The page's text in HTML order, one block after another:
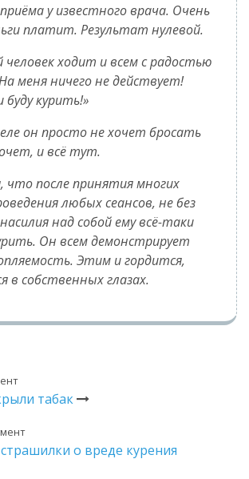
у известного врача. Очень
платит. Результат нулевой.
ходит и всем с радостью
меня ничего не действует!
буду курить!
он просто не хочет бросать
и всё тут.
что после принятия многих
любых сеансов, не без
над собой ему всё-таки
Он всем демонстрирует
Этим и гордится,
в собственных глазах.
о вреде курения
табак